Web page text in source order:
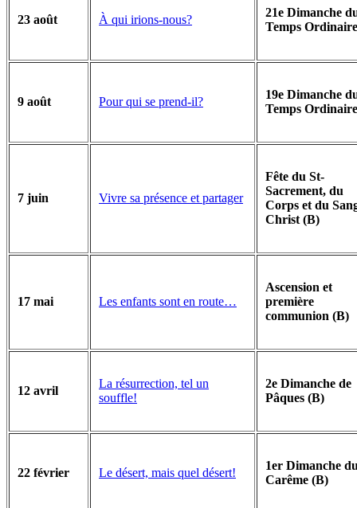
23 août À qui irions-nous?
21e Dimanche
Temps
9 août Pour qui se prend-il?
19e Dimanche
Temps
7 juin Vivre sa présence et partager
Fête du St-
Sacrement, du
Corps et du
Christ (B)
17 mai Les enfants sont en route…
Ascension et
première
communion (B)
12 avril
La résurrection, tel un
souffle!
2e Dimanche de
Pâques (B)
22 février Le désert, mais quel désert!
1er Dimanche
Carême (B)